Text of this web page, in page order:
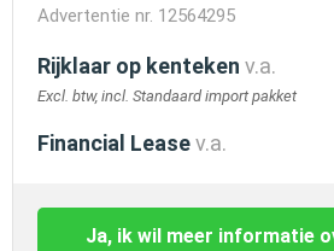
Advertentie nr. 12564295
Rijklaar op kenteken v.a.
Excl. btw, incl. Standaard import pakket
Financial Leasev.a.
Ja, ik wil meer informatie